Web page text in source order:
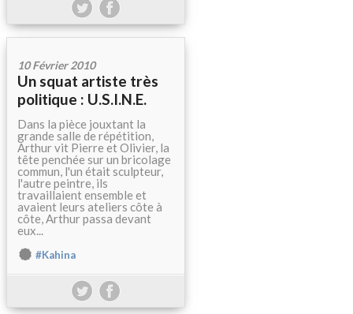
10 Février 2010
Un squat artiste très
politique : U.S.I.N.E.
Dans la pièce jouxtant la
grande salle de répétition,
Arthur vit Pierre et Olivier, la
tête penchée sur un bricolage
commun, l'un était sculpteur,
l'autre peintre, ils
travaillaient ensemble et
avaient leurs ateliers côte à
côte, Arthur passa devant
eux...
#Kahina